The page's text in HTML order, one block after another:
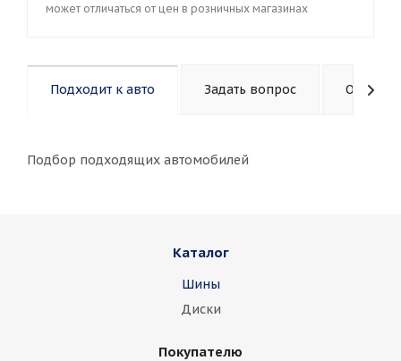
может отличаться от цен в розничных магазинах
Подходит к авто Задать вопрос
Подбор подходящих автомобилей
Каталог
Шины
Диски
Покупателю